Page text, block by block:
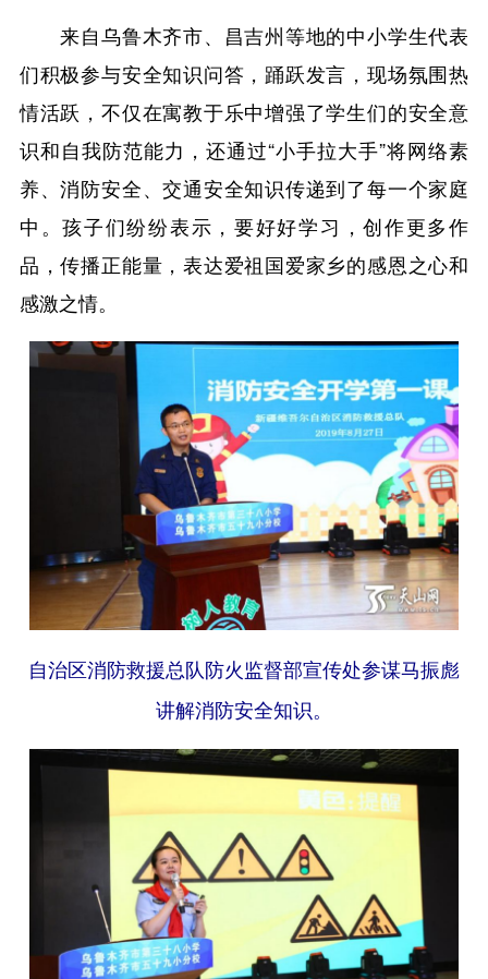
来自乌鲁木齐市、昌吉州等地的中小学生代表
们积极参与安全知识问答，踊跃发言，现场氛围热
情活跃，不仅在寓教于乐中增强了学生们的安全意
识和自我防范能力，还通过“小手拉大手”将网络素
养、消防安全、交通安全知识传递到了每一个家庭
中。孩子们纷纷表示，要好好学习，创作更多作
品，传播正能量，表达爱祖国爱家乡的感恩之心和
感激之情。
自治区消防救援总队防火监督部宣传处参谋马振彪
讲解消防安全知识。